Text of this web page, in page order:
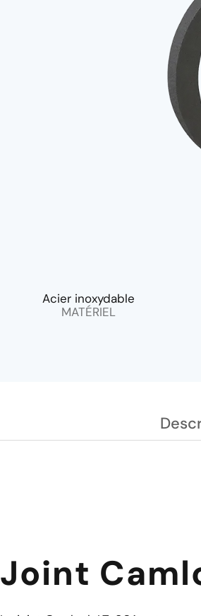
Acier inoxydable
MATÉRIEL
Joint